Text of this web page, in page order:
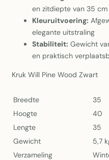
en zitdiepte van 35 cm
Kleuruitvoering:
elegante uitstraling
Stabiliteit: Gewicht
en praktisch
Kruk Will Pine Wood Zwart
Breedte
35
Hoogte
40
Lengte
35
Gewicht
5,7
Verzameling